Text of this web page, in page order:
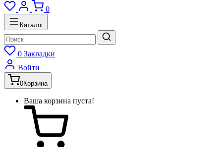
0
Каталог
0 Закладки
Войти
0Корзина
Ваша корзина пуста!